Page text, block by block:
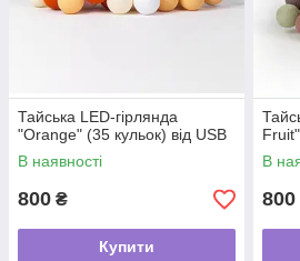
Тайська LED-гірлянда
"Orange" (35 кульок) від USB
В наявності
800 ₴
Купити
В
800